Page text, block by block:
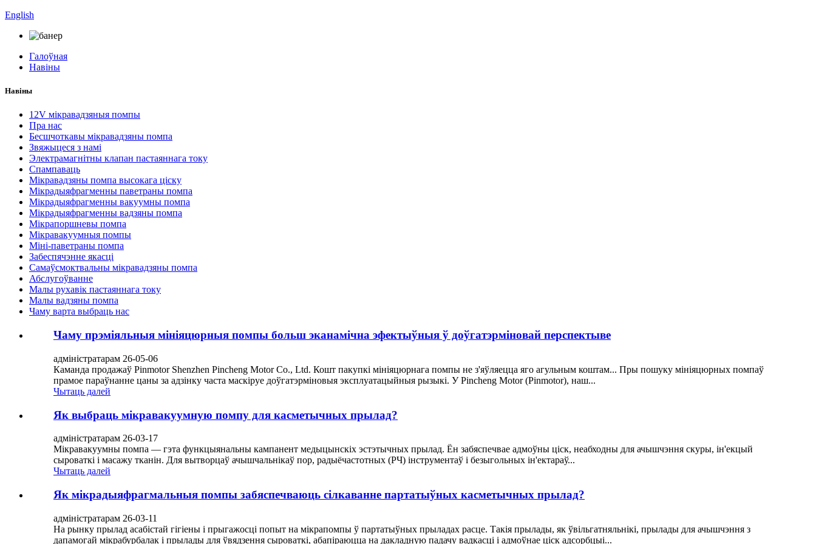
English
Галоўная
Навіны
Навіны
12V мікравадзяныя помпы
Пра нас
Бесшчоткавы мікравадзяны помпа
Звяжыцеся з намі
Электрамагнітны клапан пастаяннага току
Спампаваць
Мікравадзяны помпа высокага ціску
Мікрадыяфрагменны паветраны помпа
Мікрадыяфрагменны вакуумны помпа
Мікрадыяфрагменны вадзяны помпа
Мікрапоршневы помпа
Мікравакуумныя помпы
Міні-паветраны помпа
Забеспячэнне якасці
Самаўсмоктвальны мікравадзяны помпа
Абслугоўванне
Малы рухавік пастаяннага току
Малы вадзяны помпа
Чаму варта выбраць нас
Чаму прэміяльныя мініяцюрныя помпы больш эканамічна эфектыўныя ў доўгатэрміновай перспектыве
адміністратарам 26-05-06
Каманда продажаў Pinmotor Shenzhen Pincheng Motor Co., Ltd. Кошт пакупкі мініяцюрнага помпы не з'яўляецца яго агульным коштам... Пры пошуку мініяцюрных помпаў
прамое параўнанне цаны за адзінку часта маскіруе доўгатэрміновыя эксплуатацыйныя рызыкі. У Pincheng Motor (Pinmotor), наш...
Чытаць далей
Як выбраць мікравакуумную помпу для касметычных прылад?
адміністратарам 26-03-17
Мікравакуумны помпа — гэта функцыянальны кампанент медыцынскіх эстэтычных прылад. Ён забяспечвае адмоўны ціск, неабходны для ачышчэння скуры, ін'екцый
сыроваткі і масажу тканін. Для вытворцаў ачышчальнікаў пор, радыёчастотных (РЧ) інструментаў і безыгольных ін'ектараў...
Чытаць далей
Як мікрадыяфрагмальныя помпы забяспечваюць сілкаванне партатыўных касметычных прылад?
адміністратарам 26-03-11
На рынку прылад асабістай гігіены і прыгажосці попыт на мікрапомпы ў партатыўных прыладах расце. Такія прылады, як ўвільгатняльнікі, прылады для ачышчэння з
дапамогай мікрабурбалак і прылады для ўвядзення сыроваткі, абапіраюцца на дакладную падачу вадкасці і адмоўнае ціск адсорбцыі...